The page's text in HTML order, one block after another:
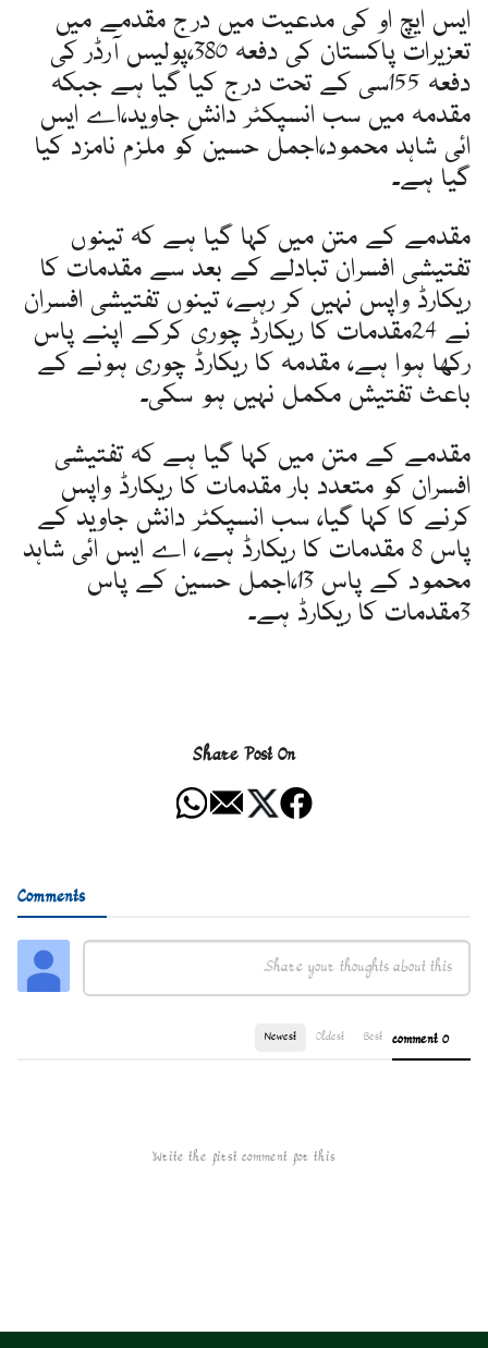
ایس ایچ او کی مدعیت میں درج مقدمے میں
تعزیرات پاکستان کی دفعہ 380،پولیس آرڈر کی
دفعہ 155سی کے تحت درج کیا گیا ہے جبکہ
مقدمہ میں سب انسپکٹر دانش جاوید،اے ایس
ائی شاہد محمود،اجمل حسین کو ملزم نامزد کیا
گیا ہے۔
مقدمے کے متن میں کہا گیا ہے کہ تینوں
تفتیشی افسران تبادلے کے بعد سے مقدمات کا
ریکارڈ واپس نہیں کر رہے، تینوں تفتیشی افسران
نے 24مقدمات کا ریکارڈ چوری کرکے اپنے پاس
رکھا ہوا ہے، مقدمہ کا ریکارڈ چوری ہونے کے
باعث تفتیش مکمل نہیں ہو سکی۔
مقدمے کے متن میں کہا گیا ہے کہ تفتیشی
افسران کو متعدد بار مقدمات کا ریکارڈ واپس
کرنے کا کہا گیا، سب انسپکٹر دانش جاوید کے
پاس 8 مقدمات کا ریکارڈ ہے، اے ایس ائی شاہد
محمود کے پاس 13،اجمل حسین کے پاس
3مقدمات کا ریکارڈ ہے۔
Share Post On
Comments
0 comment
Best
Oldest
Newest
Write the first comment for this!